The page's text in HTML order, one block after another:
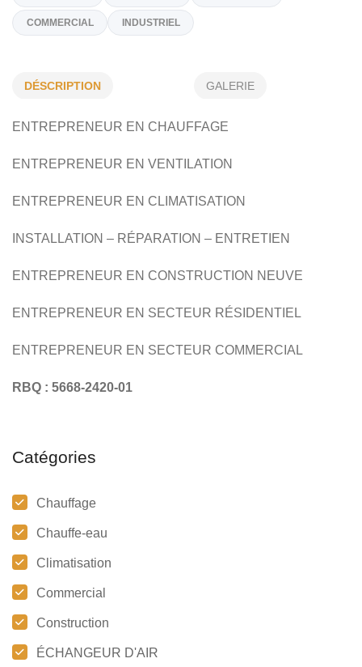
coteventilation@gmail.com
Spécialités
THERMOPOMPE MURALE ÉCHANGEUR D'AIR
RÉNOVATION NETTOYAGE RÉSIDENTIEL
DÉSCRIPTION GALERIE
ENTREPRENEUR EN CHAUFFAGE
ENTREPRENEUR EN VENTILATION
ENTREPRENEUR EN CLIMATISATION
INSTALLATION – RÉPARATION – ENTRETIEN
ENTREPRENEUR EN CONSTRUCTION NEUVE
ENTREPRENEUR EN SECTEUR RÉSIDENTIEL
ENTREPRENEUR EN SECTEUR COMMERCIAL
RBQ : 5668-2420-01
Catégories
Chauffage
Chauffe-eau
Climatisation
Commercial
Construction
ÉCHANGEUR D'AIR